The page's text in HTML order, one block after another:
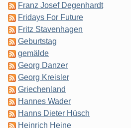
Franz Josef Degenhardt
Fridays For Future
Fritz Stavenhagen
Geburtstag
gemälde
Georg Danzer
Georg Kreisler
Griechenland
Hannes Wader
Hanns Dieter Hüsch
Heinrich Heine